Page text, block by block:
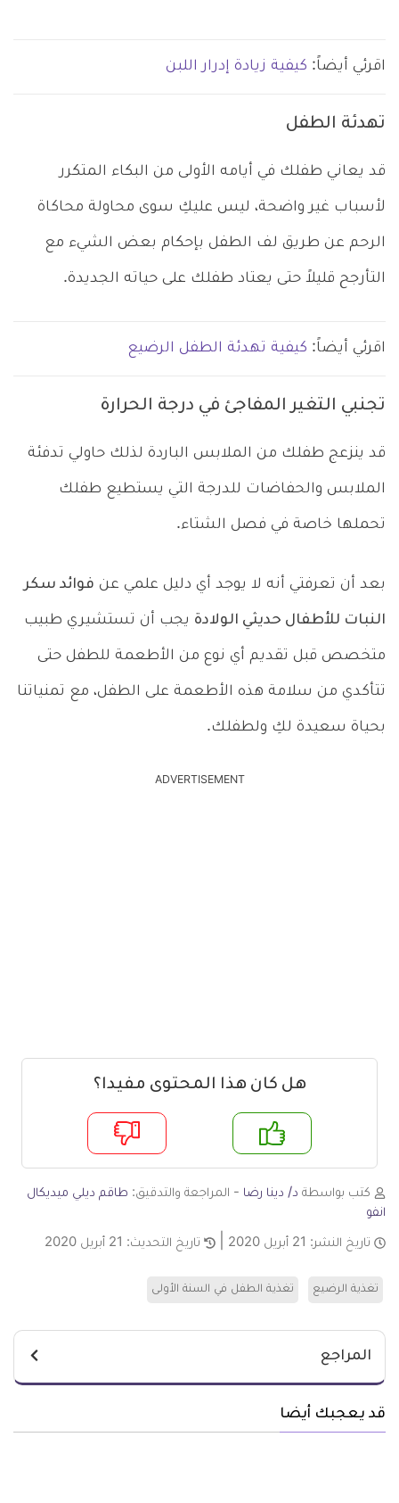
اقرئي أيضاً: كيفية زيادة إدرار اللبن
تهدئة الطفل
قد يعاني طفلك في أيامه الأولى من البكاء المتكرر
لأسباب غير واضحة، ليس عليكِ سوى محاولة محاكاة
الرحم عن طريق لف الطفل بإحكام بعض الشيء مع
التأرجح قليلاً حتى يعتاد طفلك على حياته الجديدة.
اقرئي أيضاً: كيفية تهدئة الطفل الرضيع
تجنبي التغير المفاجئ في درجة الحرارة
قد ينزعج طفلك من الملابس الباردة لذلك حاولي تدفئة
الملابس والحفاضات للدرجة التي يستطيع طفلك
تحملها خاصة في فصل الشتاء.
بعد أن تعرفتي أنه لا يوجد أي دليل علمي عن فوائد سكر
النبات للأطفال حديثي الولادة يجب أن تستشيري طبيب
متخصص قبل تقديم أي نوع من الأطعمة للطفل حتى
تتأكدي من سلامة هذه الأطعمة على الطفل، مع تمنياتنا
بحياة سعيدة لكِ ولطفلك.
ADVERTISEMENT
هل كان هذا المحتوى مفيدا؟
لا
كتب بواسطة د/ دينا رضا - المراجعة والتدقيق: طاقم ديلي ميديكال
انفو
تاريخ النشر: 21 أبريل 2020 تاريخ التحديث: 21 أبريل 2020
تغذية الرضيع تغذية الطفل في السنة الأولى
المراجع
قد يعجبك أيضا